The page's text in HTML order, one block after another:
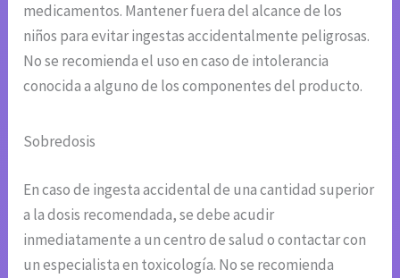
medicamentos. Mantener fuera del alcance de los
niños para evitar ingestas accidentalmente peligrosas.
No se recomienda el uso en caso de intolerancia
conocida a alguno de los componentes del producto.
Sobredosis
En caso de ingesta accidental de una cantidad superior
a la dosis recomendada, se debe acudir
inmediatamente a un centro de salud o contactar con
un especialista en toxicología. No se recomienda